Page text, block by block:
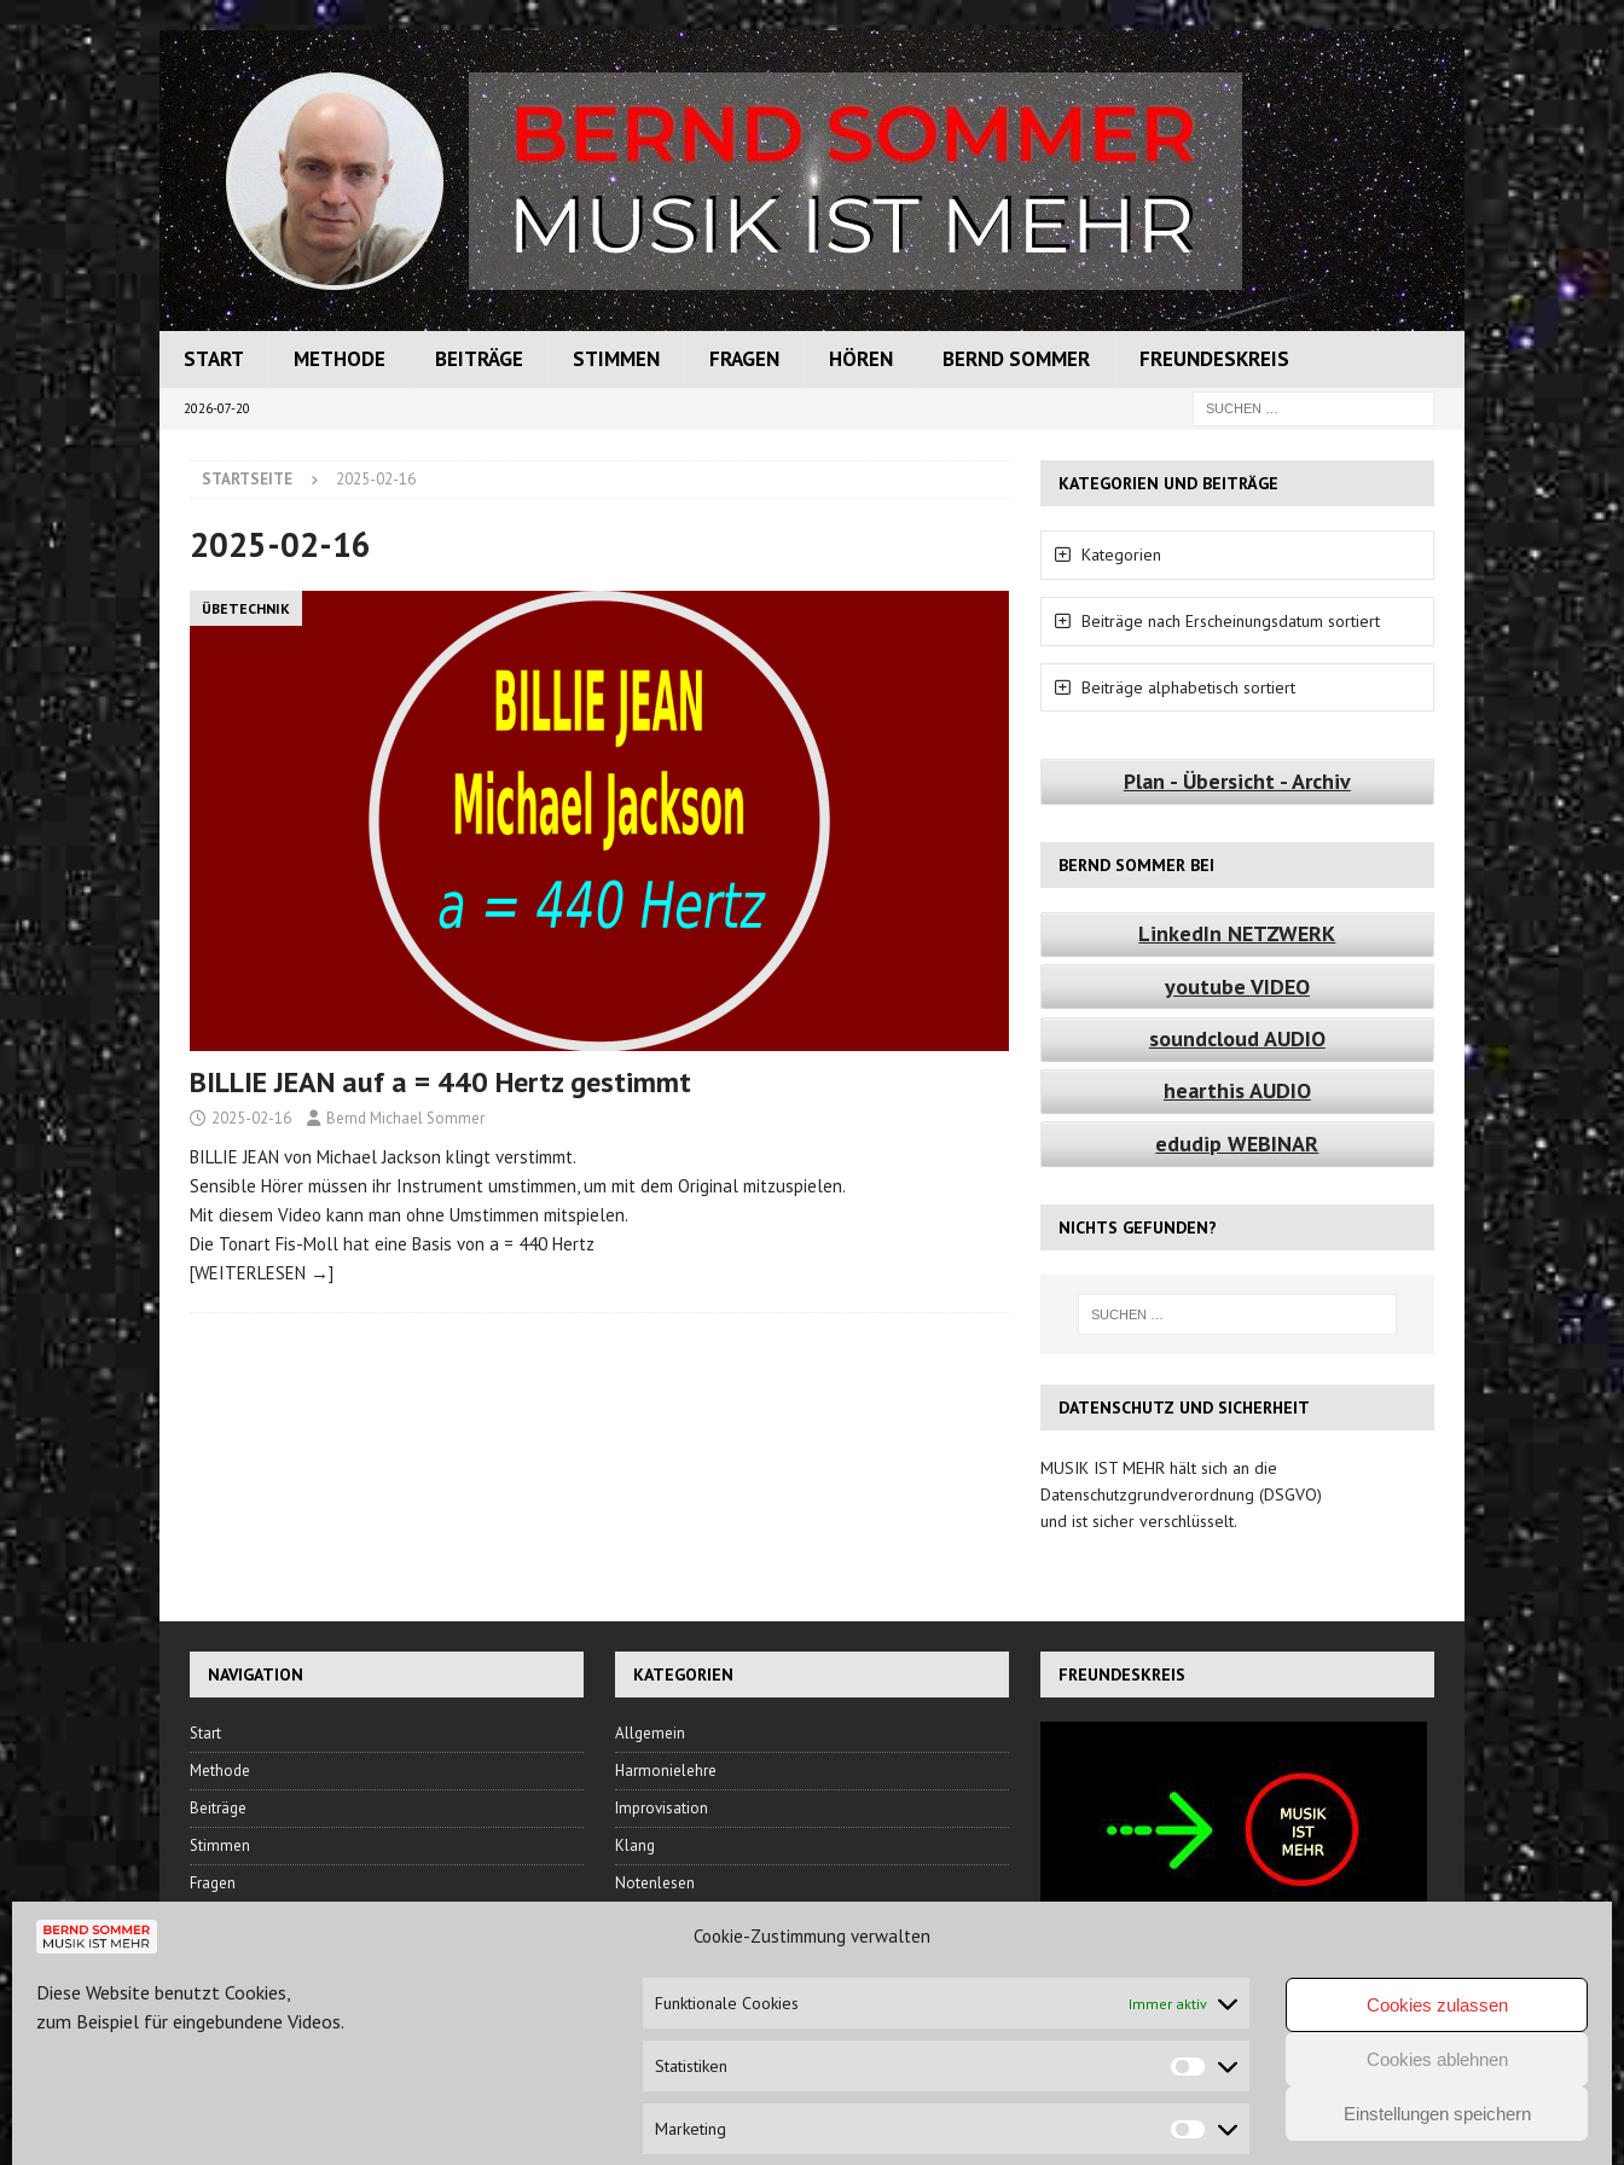
Cookie-Zustimmung verwalten
Diese Website benutzt Cookies,
zum Beispiel für eingebundene Videos.
Funktionale Cookies Immer aktiv
Statistiken
Marketing
Cookies zulassen
Cookies ablehnen
Einstellungen speichern
START METHODE BEITRÄGE STIMMEN FRAGEN HÖREN BERND SOMMER FREUNDESKREIS
2026-07-20
STARTSEITE 2025-02-16
2025-02-16
ÜBETECHNIK
BILLIE JEAN auf a = 440 Hertz gestimmt
2025-02-16 Bernd Michael Sommer
BILLIE JEAN von Michael Jackson klingt verstimmt.
Sensible Hörer müssen ihr Instrument umstimmen, um mit dem Original mitzuspielen.
Mit diesem Video kann man ohne Umstimmen mitspielen.
Die Tonart Fis-Moll hat eine Basis von a = 440 Hertz
[WEITERLESEN →]
KATEGORIEN UND BEITRÄGE
Kategorien
Beiträge nach Erscheinungsdatum sortiert
Beiträge alphabetisch sortiert
Plan - Übersicht - Archiv
BERND SOMMER BEI
LinkedIn NETZWERK
youtube VIDEO
soundcloud AUDIO
hearthis AUDIO
edudip WEBINAR
NICHTS GEFUNDEN?
DATENSCHUTZ UND SICHERHEIT
MUSIK IST MEHR hält sich an die
Datenschutzgrundverordnung (DSGVO)
und ist sicher verschlüsselt.
NAVIGATION
Start
Methode
Beiträge
Stimmen
Fragen
Freundeskreis
Plan
KATEGORIEN
Allgemein
Harmonielehre
Improvisation
Klang
Notenlesen
Veranstaltungen
FREUNDESKREIS
HAFTUNGSAUSSCHLUSS DATENSCHUTZ COPYRIGHT